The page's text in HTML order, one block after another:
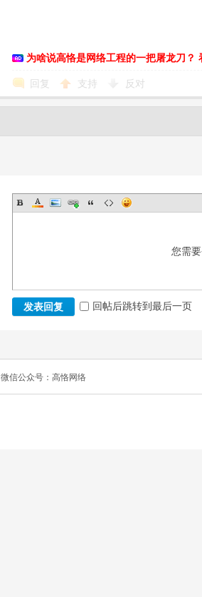
为啥说高恪是网络工程的一把屠龙刀？
回复 支持 反对
您需
发表回复 回帖后跳转到最后一页
微信公众号：高恪网络